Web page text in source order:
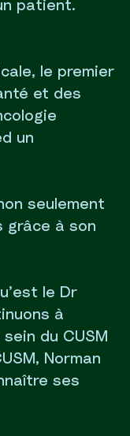
patient.
le premier
et des
un
seulement
grâce à son
le Dr
à
du CUSM
Norman
ses